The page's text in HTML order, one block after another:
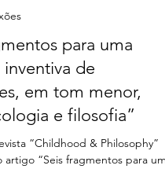
para uma
de
em tom menor,
e filosofia”